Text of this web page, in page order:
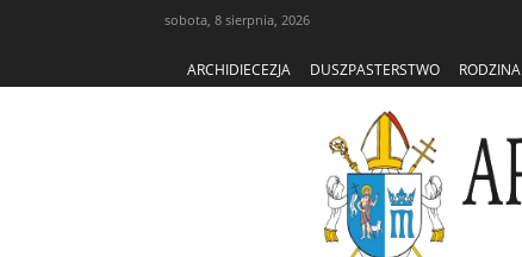
sobota, 8 sierpnia, 2026
ARCHIDIECEZJA DUSZPASTERSTWO RODZINA